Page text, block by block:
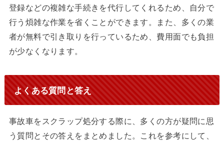
登録などの複雑な手続きを代行してくれるため、自分で
行う煩雑な作業を省くことができます。また、多くの業
者が無料で引き取りを行っているため、費用面でも負担
が少なくなります。
よくある質問と答え
事故車をスクラップ処分する際に、多くの方が疑問に思
う質問とその答えをまとめました。これを参考にして、